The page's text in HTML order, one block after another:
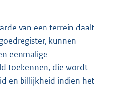
van een terrein daalt
kunnen
eenmalige
toekennen, die wordt
en billijkheid indien het